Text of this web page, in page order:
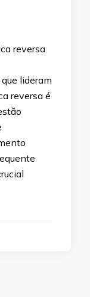
reversa
lideram
reversa é